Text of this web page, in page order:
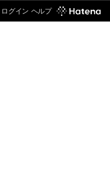
ログイン ヘルプ